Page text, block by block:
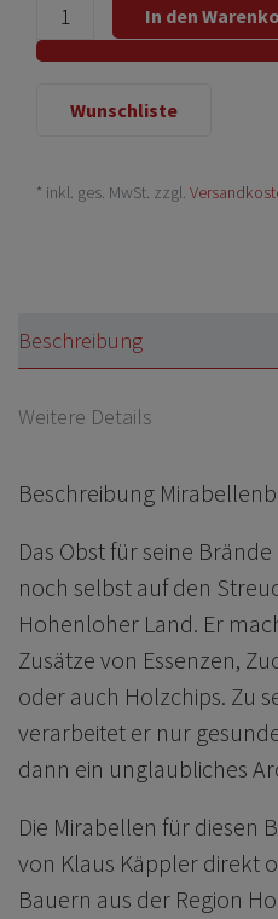
In den
Wunschliste
* inkl. ges. MwSt. zzgl.
Beschreibung
Weitere Details
Beschreibung
Das Obst für seine
noch selbst auf den
Hohenloher Land. Er
Zusätze von Essenzen,
oder auch Holzchips. Zu
verarbeitet er nur
dann ein unglaubliches
Die Mirabellen für diesen
von Klaus Käppler direkt
Bauern aus der Region